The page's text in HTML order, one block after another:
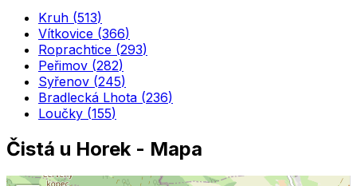
Kruh (513)
Vítkovice (366)
Roprachtice (293)
Peřimov (282)
Syřenov (245)
Bradlecká Lhota (236)
Loučky (155)
Čistá u Horek - Mapa